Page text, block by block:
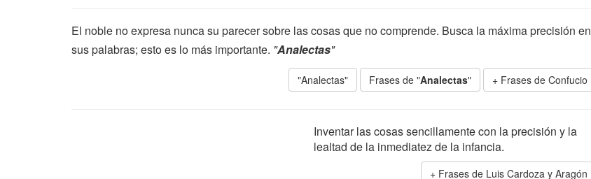
El noble no expresa nunca su parecer sobre las cosas que no comprende. Busca la máxima precisión en
sus palabras; esto es lo más importante. "Analectas"
"Analectas" Frases de "Analectas" Frases de Confucio
Inventar las cosas sencillamente con la precisión y la
lealtad de la inmediatez de la infancia.
Frases de Luis Cardoza y Aragón